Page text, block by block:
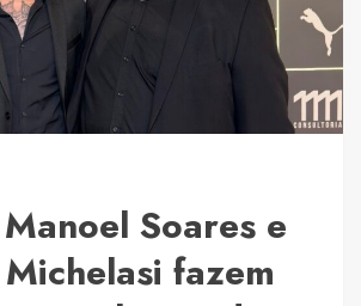
Soares e
fazem